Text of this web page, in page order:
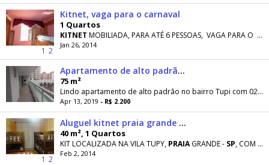
1 2
Kitnet, vaga para o carnaval
1 Quartos
KITNET MOBILIADA, PARA ATÉ 6 PESSOAS, VAGA PARA O CARNAVAL. NAO TEM GARAGEM, MAS NA MESMA RUA
Jan 26, 2014
Apartamento de alto padrão para locação, Vila Tupi,
75 m²
Lindo apartamento de alto padrão no bairro Tupi com 02 dormitórios, 02 suítes, 01 vaga na garagem, área de serviço, terraço gourmet, sem...
Apr 13, 2019 - R$ 2.200
1 2
Aluguel kitnet praia grande - vila tupy- sp
40 m², 1 Quartos
KIT LOCALIZADA NA VILA TUPY, PRAIAGRANDE - SP, COM COZINHA COMPLETA: UTENSÍLIOS, MICRO ONDAS
Feb 2, 2014